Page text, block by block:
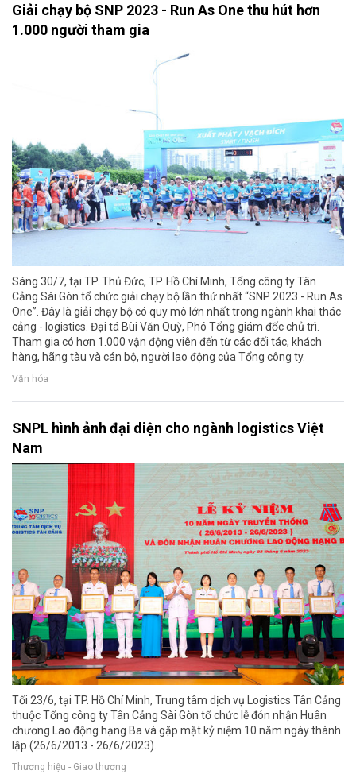
Giải chạy bộ SNP 2023 - Run As One thu hút hơn
1.000 người tham gia
Sáng 30/7, tại TP. Thủ Đức, TP. Hồ Chí Minh, Tổng công ty Tân
Cảng Sài Gòn tổ chức giải chạy bộ lần thứ nhất “SNP 2023 - Run As
One”. Đây là giải chạy bộ có quy mô lớn nhất trong ngành khai thác
cảng - logistics. Đại tá Bùi Văn Quỳ, Phó Tổng giám đốc chủ trì.
Tham gia có hơn 1.000 vận động viên đến từ các đối tác, khách
hàng, hãng tàu và cán bộ, người lao động của Tổng công ty.
Văn hóa
SNPL hình ảnh đại diện cho ngành logistics Việt
Nam
Tối 23/6, tại TP. Hồ Chí Minh, Trung tâm dịch vụ Logistics Tân Cảng
thuộc Tổng công ty Tân Cảng Sài Gòn tổ chức lễ đón nhận Huân
chương Lao động hạng Ba và gặp mặt kỷ niệm 10 năm ngày thành
lập (26/6/2013 - 26/6/2023).
Thương hiệu - Giao thương